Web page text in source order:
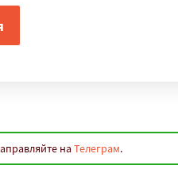
на Телеграм.